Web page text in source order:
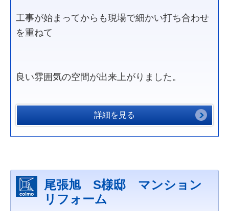
工事が始まってからも現場で細かい打ち合わせ
を重ねて
良い雰囲気の空間が出来上がりました。
詳細を見る
尾張旭 S様邸 マンション
リフォーム